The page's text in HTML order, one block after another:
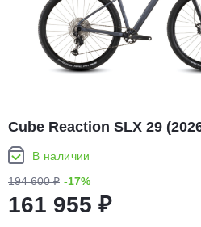
Cube Reaction SLX 29
В наличии
194 600 ₽ -17%
161 955 ₽